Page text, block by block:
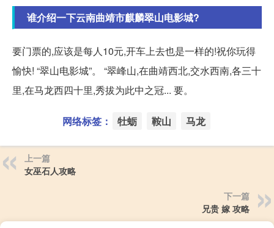
谁介绍一下云南曲靖市麒麟翠山电影城?
要门票的,应该是每人10元,开车上去也是一样的!祝你玩得
愉快! “翠山电影城”。 “翠峰山,在曲靖西北,交水西南,各三十
里,在马龙西四十里,秀拔为此中之冠... 要。
网络标签： 牡蛎 鞍山 马龙
上一篇
女巫石人攻略
下一篇
兄贵 嫁 攻略